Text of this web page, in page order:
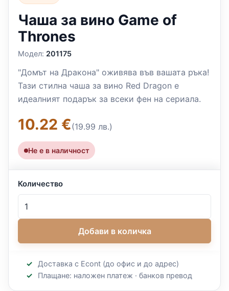
Чаша за вино Game of
Thrones
Модел: 201175
"Домът на Дракона" оживява във вашата ръка!
Тази стилна чаша за вино Red Dragon е
идеалният подарък за всеки фен на сериала.
10.22 €(19.99 лв.)
Не е в наличност
Количество
Добави в количка
Доставка с Econt (до офис и до адрес)
Плащане: наложен платеж · банков превод